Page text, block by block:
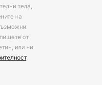
тела,
на
от
или ни
.